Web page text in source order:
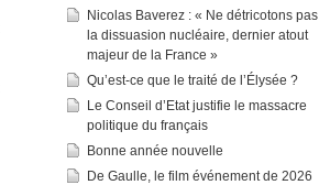
Nicolas Baverez : « Ne détricotons pas
la dissuasion nucléaire, dernier atout
majeur de la France »
Qu’est-ce que le traité de l’Élysée ?
Le Conseil d’Etat justifie le massacre
politique du français
Bonne année nouvelle
De Gaulle, le film événement de 2026